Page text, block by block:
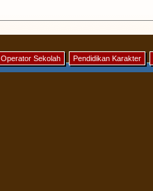
Operator Sekolah Pendidikan Karakter